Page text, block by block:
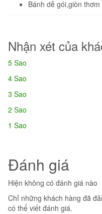
Bánh dễ gói,giòn thơm
Nhận xét của
5 Sao
4 Sao
3 Sao
2 Sao
1 Sao
Đánh giá
Hiện không có đánh giá nào
Chỉ những khách hàng đã
có thể viết đánh giá.